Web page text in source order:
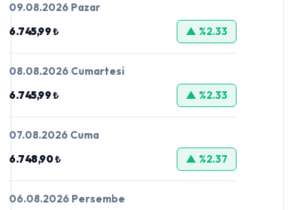
09.08.2026 Pazar
6.745,99 ₺
▲ %2.33
08.08.2026 Cumartesi
6.745,99 ₺
▲ %2.33
07.08.2026 Cuma
6.748,90 ₺
▲ %2.37
06.08.2026 Persembe